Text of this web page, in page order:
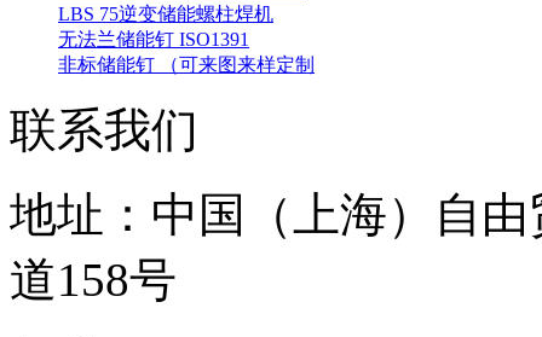
LBS 75逆变储能螺柱焊机
无法兰储能钉 ISO1391
非标储能钉 （可来图来样定制
联系我们
地址：中国（上海）自
道158号